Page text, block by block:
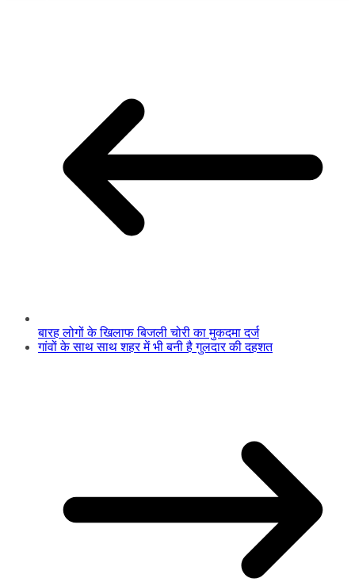
बारह लोगों के खिलाफ बिजली चोरी का मुकदमा दर्ज
गांवों के साथ साथ शहर में भी बनी है गुलदार की दहशत